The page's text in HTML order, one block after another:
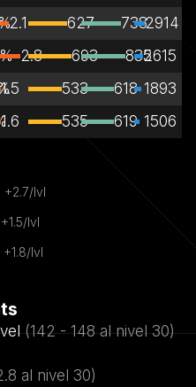
2.1 627 7382914
2.8 693 8352615
1.5 533 618 1893
1.6 535 619 1506
+2.7/lvl
+1.5/lvl
+1.8/lvl
(142- 148 al nivel30)
al nivel 30)